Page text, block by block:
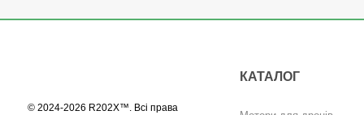
© 2024-2026 R202X™. Всі права
КАТАЛОГ